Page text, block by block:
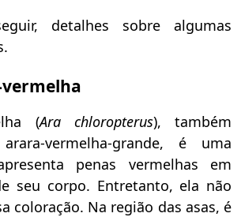
detalhes sobre algumas
(Ara chloropterus), também
vermelha-grande, é uma
penas vermelhas em
seu corpo. Entretanto, ela não
coloração. Na região das asas, é